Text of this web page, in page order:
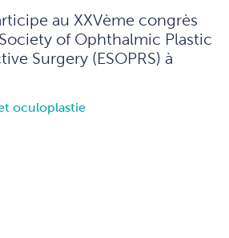
au XXVème congrès
of Ophthalmic Plastic
Surgery (ESOPRS) à
oculoplastie